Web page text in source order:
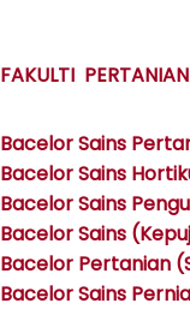
FAKULTI PERTANIAN
Bacelor Sains
Bacelor Sains
Bacelor Sains
Bacelor Sains
Bacelor Pertanian
Bacelor Sains